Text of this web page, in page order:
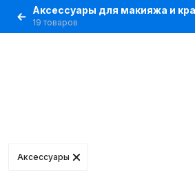
Аксессуары для макияжа и
19 товаров
Аксессуары